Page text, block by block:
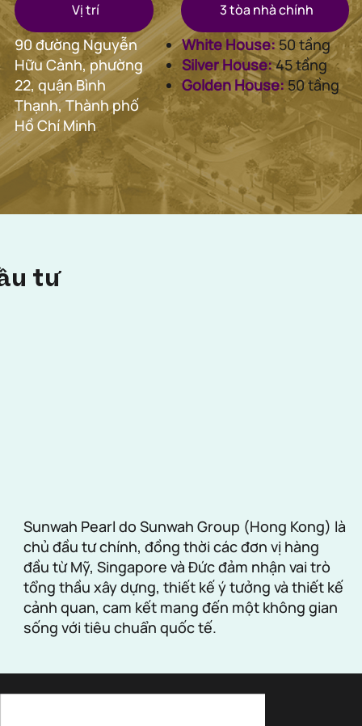
3 tòa nhà chính
White House:50 tầng
Silver House:45 tầng
Golden House:50 tầng
Vị trí
90 đường Nguyễn
Hữu Cảnh, phường
22, quận Bình
Thạnh, Thành phố
Hồ Chí Minh
Sunwah Pearl do Sunwah Group (Hong Kong) là
chủ đầu tư chính, đồng thời các đơn vị hàng
đầu từ Mỹ, Singapore và Đức đảm nhận vai trò
tổng thầu xây dựng, thiết kế ý tưởng và thiết kế
cảnh quan, cam kết mang đến một không gian
sống với tiêu chuẩn quốc tế.
tư